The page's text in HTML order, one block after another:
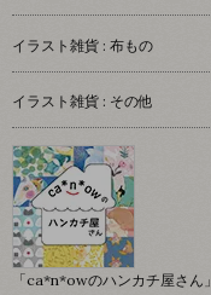
イラスト雑貨 : 布もの
イラスト雑貨 : その他
「ca*n*owのハンカチ屋さん」